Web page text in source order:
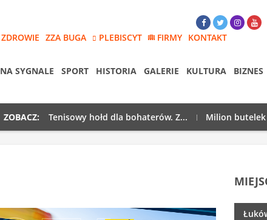
ZDROWIE ZZA BUGA PLEBISCYT FIRMY KONTAKT
NA SYGNALE SPORT HISTORIA GALERIE KULTURA BIZNES
ZOBACZ: Tenisowy hołd dla bohaterów. Z...
Milion butelek